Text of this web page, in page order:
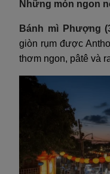
Những món ngon
Bánh mì Phượng
giòn rụm được
thơm ngon, pâtê và